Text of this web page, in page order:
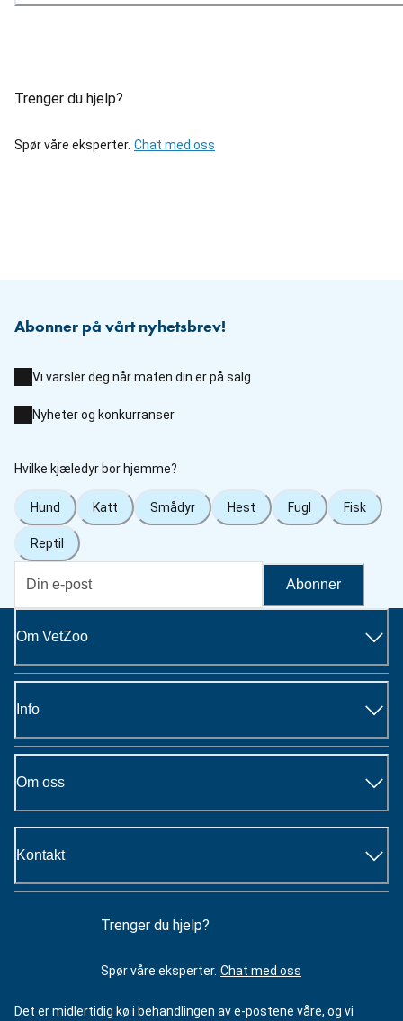
Trenger du hjelp?
Spør våre eksperter. Chat med oss
Abonner på vårt nyhetsbrev!
Vi varsler deg når maten din er på salg
Nyheter og konkurranser
Hvilke kjæledyr bor hjemme?
Hund Katt Smådyr Hest Fugl Fisk
Reptil
Abonner
Om VetZoo
Info
Om oss
Kontakt
Trenger du hjelp?
Spør våre eksperter. Chat med oss
Det er midlertidig kø i behandlingen av e-postene våre, og vi